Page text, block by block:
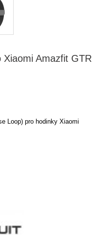
Amazfit GTR
Loop) pro hodinky Xiaomi